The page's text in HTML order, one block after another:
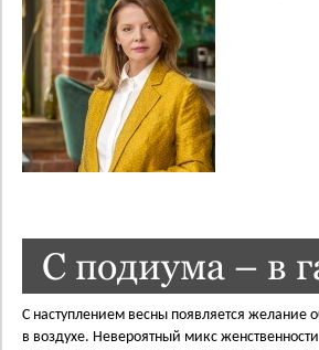
С подиума – в
С наступлением весны появляется желание
в воздухе. Невероятный микс